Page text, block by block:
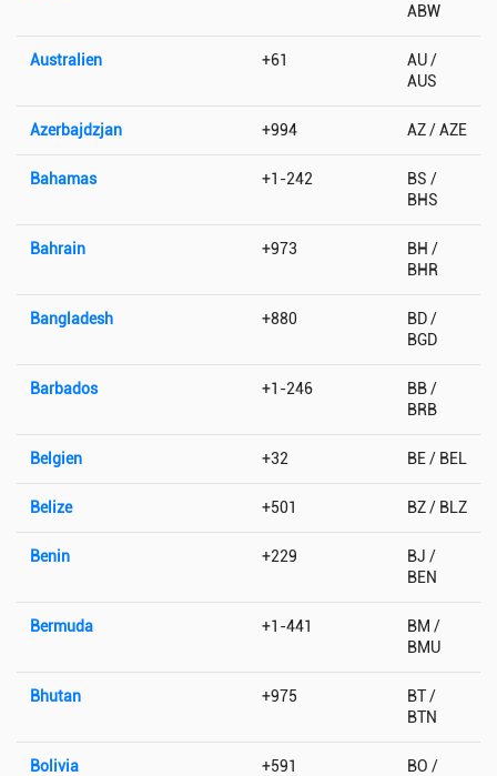
ABW
Australien +61
AU /
AUS
Azerbajdzjan +994 AZ / AZE
Bahamas +1-242
BS /
BHS
Bahrain +973
BH /
BHR
Bangladesh +880
BD /
BGD
Barbados +1-246
BB /
BRB
Belgien +32 BE / BEL
Belize +501 BZ / BLZ
Benin +229
BJ /
BEN
Bermuda +1-441
BM /
BMU
Bhutan +975
BT /
BTN
Bolivia +591
BO /